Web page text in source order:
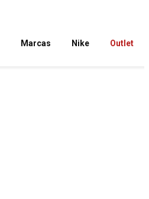
Marcas Nike Outlet